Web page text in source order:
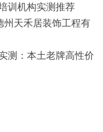
训机构实测推荐
天禾居装饰工程有
测：本土老牌高性价